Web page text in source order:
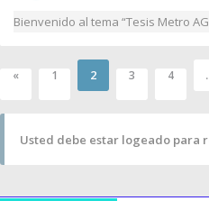
Bienvenido al tema “Tesis Metro
« 1 2 3 4
Usted debe estar logeado para